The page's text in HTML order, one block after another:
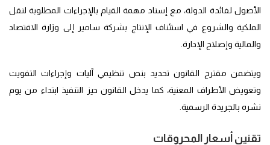
الأصول لفائدة الدولة، مع إسناد مهمة القيام بالإجراءات المطلوبة لنقل
الملكية والشروع في استئناف الإنتاج بشركة سامير إلى وزارة الاقتصاد
والمالية وإصلاح الإدارة.
ويتضمن مقترح القانون تحديد بنص تنظيمي آليات وإجراءات التفويت
وتعويض الأطراف المعنية، كما يدخل القانون حيز التنفيذ ابتداء من يوم
نشره بالجريدة الرسمية.
تقنين أسعار المحروقات